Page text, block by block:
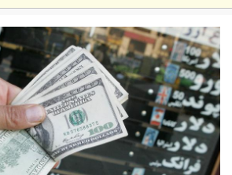
nrkh-
rz-
qtsd-
mqwmty-
tdyl.jpg